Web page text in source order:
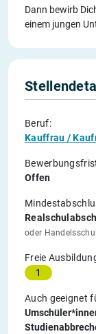
Dann bewirb
einem jungen
Beruf:
Kauffrau /
Offen
oder
Freie
1
Auch geeignet